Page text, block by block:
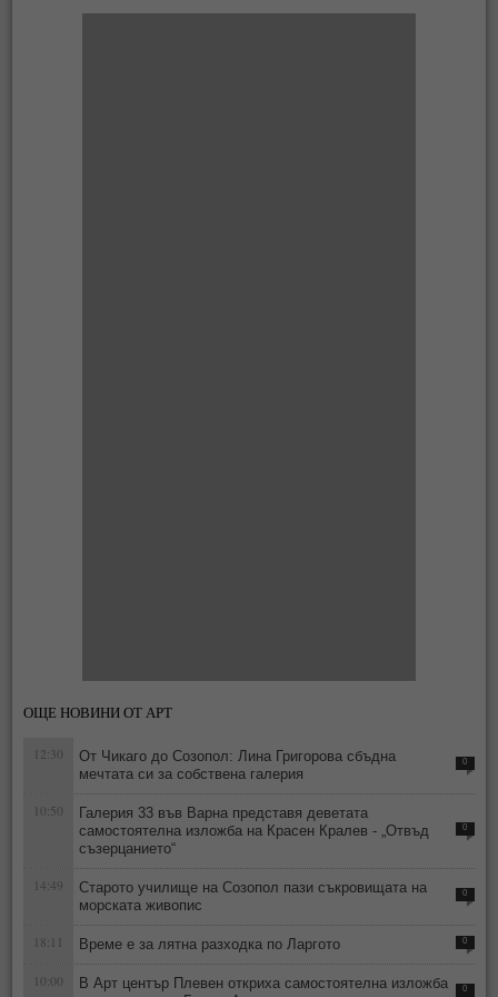
ОЩЕ НОВИНИ ОТ АРТ
12:30
От Чикаго до Созопол: Лина Григорова сбъдна
мечтата си за собствена галерия
0
10:50
Галерия 33 във Варна представя деветата
самостоятелна изложба на Красен Кралев - „Отвъд
съзерцанието“
0
14:49
Старото училище на Созопол пази съкровищата на
морската живопис
0
18:11 Време е за лятна разходка по Ларгото 0
10:00
В Арт център Плевен откриха самостоятелна изложба
0